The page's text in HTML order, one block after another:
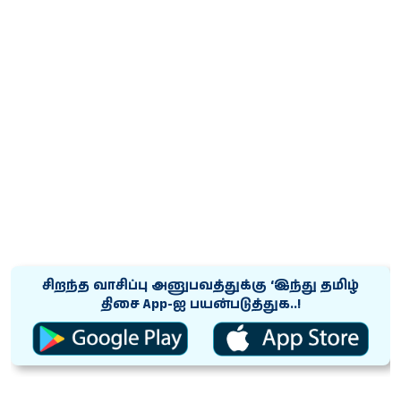
சிறந்த வாசிப்பு அனுபவத்துக்கு ‘இந்து தமிழ்
திசை App-ஐ பயன்படுத்துக..!